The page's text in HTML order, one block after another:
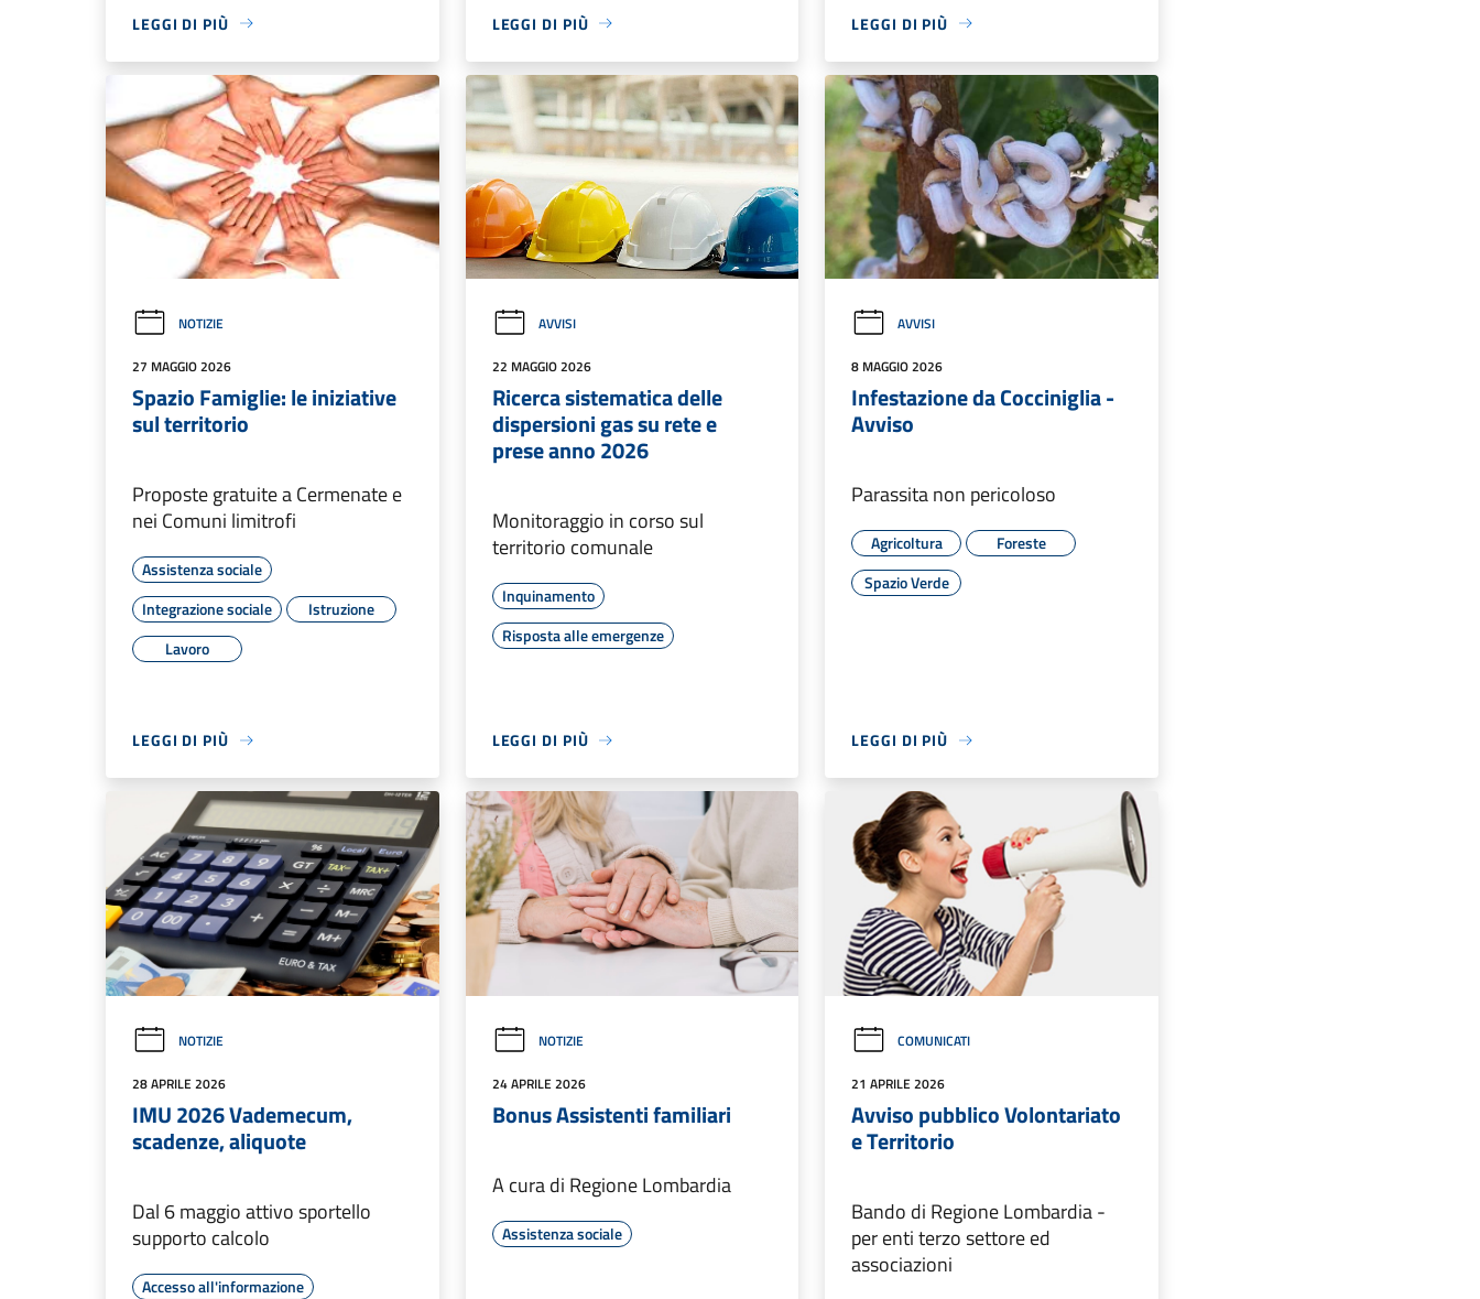
LEGGI DI PIÙ LEGGI DI PIÙ LEGGI DI PIÙ
NOTIZIE
27 MAGGIO 2026
Spazio Famiglie: le iniziative
sul territorio
Proposte gratuite a Cermenate e
nei Comuni limitrofi
Assistenza sociale
Integrazione sociale
Istruzione
Lavoro
LEGGI DI PIÙ
AVVISI
22 MAGGIO 2026
Ricerca sistematica delle
dispersioni gas su rete e
prese anno 2026
Monitoraggio in corso sul
territorio comunale
Inquinamento
Risposta alle emergenze
LEGGI DI PIÙ
AVVISI
8 MAGGIO 2026
Infestazione da Cocciniglia -
Avviso
Parassita non pericoloso
Agricoltura
Foreste
Spazio Verde
LEGGI DI PIÙ
NOTIZIE
28 APRILE 2026
IMU 2026 Vademecum,
scadenze, aliquote
Dal 6 maggio attivo sportello
supporto calcolo
Accesso all'informazione
NOTIZIE
24 APRILE 2026
Bonus Assistenti familiari
A cura di Regione Lombardia
Assistenza sociale
COMUNICATI
21 APRILE 2026
Avviso pubblico Volontariato
e Territorio
Bando di Regione Lombardia -
per enti terzo settore ed
associazioni